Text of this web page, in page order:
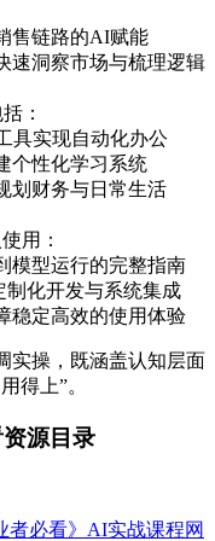
链路的AI赋能
洞察市场与梳理逻辑
：
实现自动化办公
性化学习系统
财务与日常生活
用：
型运行的完整指南
化开发与系统集成
定高效的使用体验
实操，既涵盖认知层面
得上”。
资源目录
者必看》AI实战课程网